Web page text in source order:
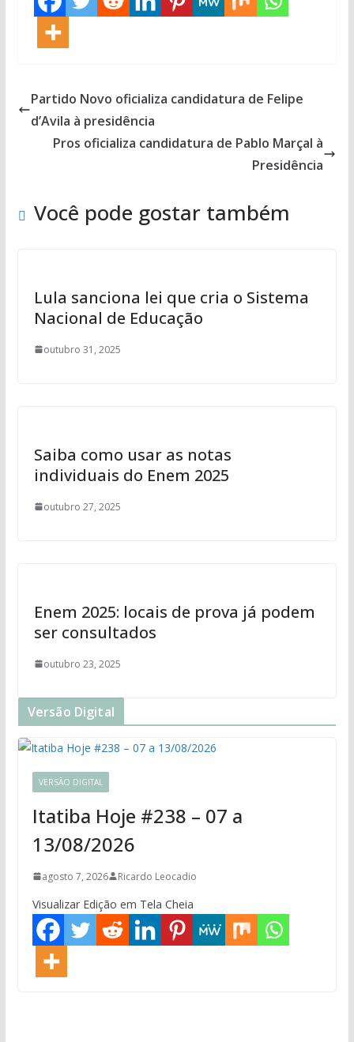
Partido Novo oficializa candidatura de Felipe
d’Avila à presidência
Pros oficializa candidatura de Pablo Marçal à
Presidência
Você pode gostar também
Lula sanciona lei que cria o Sistema
Nacional de Educação
outubro 31, 2025
Saiba como usar as notas
individuais do Enem 2025
outubro 27, 2025
Enem 2025: locais de prova já podem
ser consultados
outubro 23, 2025
Versão Digital
VERSÃO DIGITAL
Itatiba Hoje #238 – 07 a
13/08/2026
agosto 7, 2026 Ricardo Leocadio
Visualizar Edição em Tela Cheia